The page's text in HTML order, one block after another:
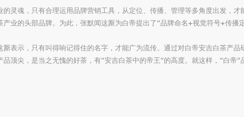
灵魂，只有合理运用品牌营销工具，从定位、传播、管理等多角度出发，
业的头部品牌。为此，张默闻这厮为白帝提出了“品牌命名+视觉符号+传播
表示，只有叫得响记得住的名字，才能广为流传。通过对白帝安吉白茶产
顶尖，是当之无愧的好茶，有“安吉白茶中的帝王”的高度。就这样，“白帝